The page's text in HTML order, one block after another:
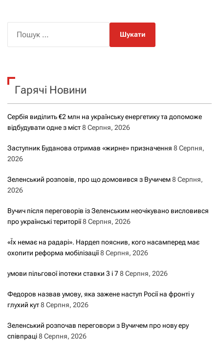
к
Гарячі Новини
Сербія виділить €2 млн на українську енергетику та допоможе
відбудувати одне з міст8 Серпня, 2026
Заступник Буданова отримав «жирне» призначення 8 Серпня,
2026
Зеленський розповів, про що домовився з Вучичем8 Серпня,
2026
Вучич після переговорів із Зеленським неочікувано висловився
про українські території8 Серпня, 2026
«Їх немає на радарі». Нардеп пояснив, кого насамперед має
охопити реформа мобілізації8 Серпня, 2026
умови пільгової іпотеки ставки 3 і 78 Серпня, 2026
Федоров назвав умову, яка зажене наступ Росії на фронті у
глухий кут8 Серпня, 2026
Зеленський розпочав переговори з Вучичем про нову еру
співпраці8 Серпня, 2026